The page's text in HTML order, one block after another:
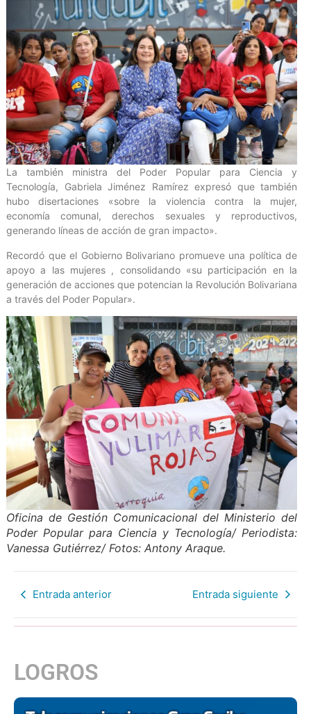
La también ministra del Poder Popular para Ciencia y
Tecnología, Gabriela Jiménez Ramírez expresó que también
hubo disertaciones «sobre la violencia contra la mujer,
economía comunal, derechos sexuales y reproductivos,
generando líneas de acción de gran impacto».
Recordó que el Gobierno Bolivariano promueve una política de
apoyo a las mujeres , consolidando «su participación en la
generación de acciones que potencian la Revolución Bolivariana
a través del Poder Popular».
Oficina de Gestión Comunicacional del Ministerio del
Poder Popular para Ciencia y Tecnología/ Periodista:
Vanessa Gutiérrez/ Fotos: Antony Araque.
Entrada anterior Entrada siguiente
LOGROS